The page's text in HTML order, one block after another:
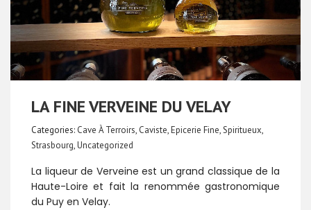
LA FINE VERVEINE DU VELAY
Categories: Cave À Terroirs, Caviste,Epicerie Fine,Spiritueux,
Strasbourg,Uncategorized
La liqueur de Verveine est un grand classique de la
Haute-Loire et fait la renommée gastronomique
du Puy en Velay.